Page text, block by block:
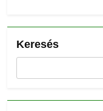
Keresés